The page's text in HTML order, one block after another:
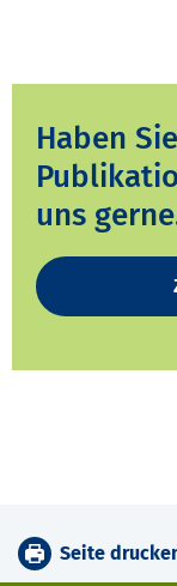
Haben
uns
Seite